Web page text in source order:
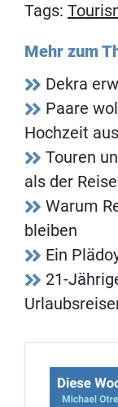
Tags:
Mehr zum
Dekra
Paare
Hochzeit
Touren
als der
Warum
bleiben
Ein
21-